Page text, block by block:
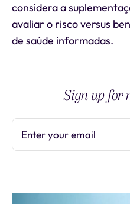
considera a
avaliar o risco versus
de saúde informadas.
Sign up for
Enter your email